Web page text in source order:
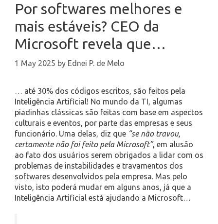
Por softwares melhores e
mais estáveis? CEO da
Microsoft revela que…
1 May 2025 by Ednei P. de Melo
… até 30% dos códigos escritos, são feitos pela
Inteligência Artificial! No mundo da TI, algumas
piadinhas clássicas são feitas com base em aspectos
culturais e eventos, por parte das empresas e seus
funcionário. Uma delas, diz que “se não travou,
certamente não foi feito pela Microsoft”, em alusão
ao fato dos usuários serem obrigados a lidar com os
problemas de instabilidades e travamentos dos
softwares desenvolvidos pela empresa. Mas pelo
visto, isto poderá mudar em alguns anos, já que a
Inteligência Artificial está ajudando a Microsoft…